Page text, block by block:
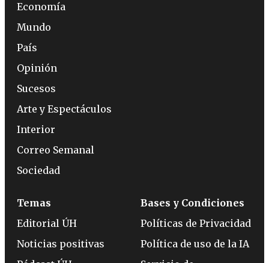
Economía
Mundo
País
Opinión
Sucesos
Arte y Espectáculos
Interior
Correo Semanal
Sociedad
Temas
Editorial ÚH
Noticias positivas
Bases y Condiciones
Políticas de Privacidad
Política de uso de la IA